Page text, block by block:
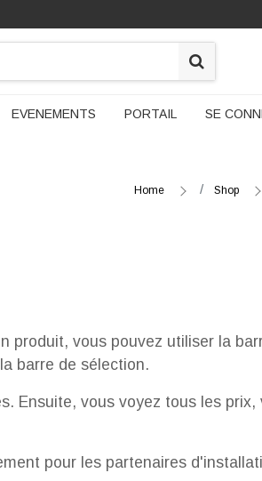
EVENEMENTS PORTAIL SE
Home Shop
vous pouvez utiliser la
barre de sélection.
Ensuite, vous voyez tous les
pour les partenaires